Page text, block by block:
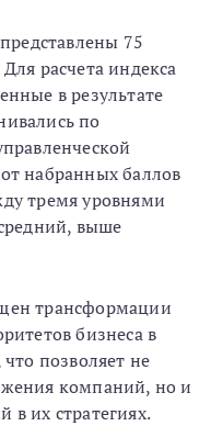
75
расчета индекса
в результате
по
набранных баллов
тремя уровнями
выше
трансформации
бизнеса в
позволяет не
компаний, но и
в их стратегиях.